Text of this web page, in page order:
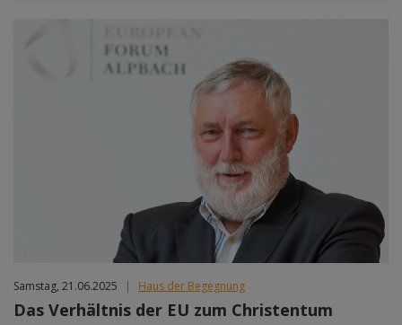
Samstag, 21.06.2025 | Haus der Begegnung
Das Verhältnis der EU zum Christentum